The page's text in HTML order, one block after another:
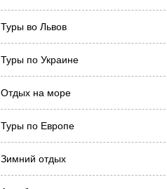
Туры во Львов
Туры по Украине
Отдых на море
Туры по Европе
Зимний отдых